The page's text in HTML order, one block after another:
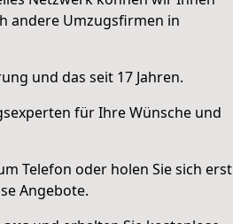
andere Umzugsfirmen in
und das seit 17 Jahren.
für Ihre Wünsche und
Telefon oder holen Sie sich erst
Angebote.